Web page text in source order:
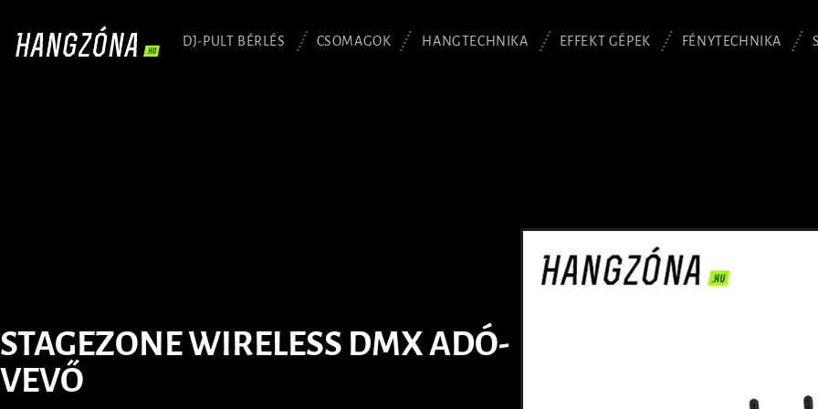
DJ-PULT BÉRLÉS CSOMAGOK HANGTECHNIKA EFFEKT GÉPEK FÉNYTECHNIKA
STAGEZONE WIRELESS DMX ADÓ-
VEVŐ